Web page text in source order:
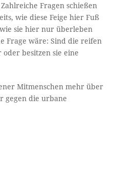
Fragen schießen
wie diese Feige hier Fuß
sie hier nur überleben
Frage wäre: Sind die reifen
besitzen sie eine
Mitmenschen mehr über
gegen die urbane